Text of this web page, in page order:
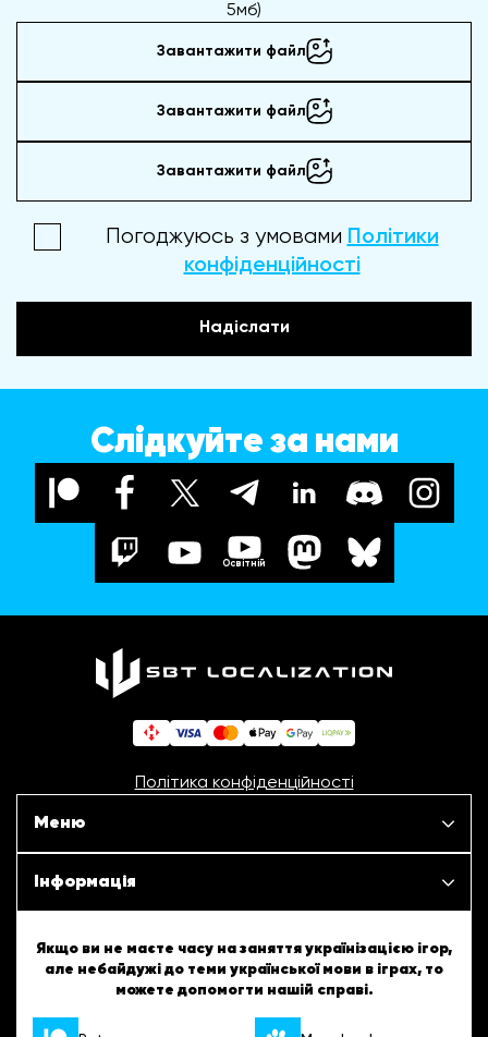
5мб)
Завантажити файл
Завантажити файл
Завантажити файл
Погоджуюсь з умовами Політики
конфіденційності
Надіслати
Слідкуйте за нами
Освітній
Політика конфіденційності
Меню
Наші проєкти
Інформація
ШБТурнір
ШБТворчість
Якщо ви не маєте часу на заняття українізацією ігор,
але небайдужі до теми української мови в іграх, то
можете допомогти нашій справі.